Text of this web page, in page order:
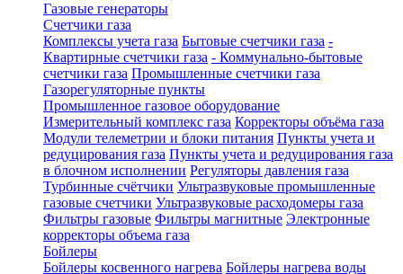
Газовые генераторы
Счетчики газа
Комплексы учета газа Бытовые счетчики газа -
Квартирные счетчики газа - Коммунально-бытовые
счетчики газа Промышленные счетчики газа
Газорегуляторные пункты
Промышленное газовое оборудование
Измерительный комплекс газа Корректоры объёма газа
Модули телеметрии и блоки питания Пункты учета и
редуцирования газа Пункты учета и редуцирования газа
в блочном исполнении Регуляторы давления газа
Турбинные счётчики Ультразвуковые промышленные
газовые счетчики Ультразвуковые расходомеры газа
Фильтры газовые Фильтры магнитные Электронные
корректоры объема газа
Бойлеры
Бойлеры косвенного нагрева Бойлеры нагрева воды